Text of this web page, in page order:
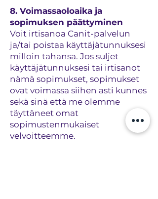
8. Voimassaoloaika ja
sopimuksen päättyminen
Voit irtisanoa Canit-palvelun
ja/tai poistaa käyttäjätunnuksesi
milloin tahansa. Jos suljet
käyttäjätunnuksesi tai irtisanot
nämä sopimukset, sopimukset
ovat voimassa siihen asti kunnes
sekä sinä että me olemme
täyttäneet omat
sopimustenmukaiset
velvoitteemme.